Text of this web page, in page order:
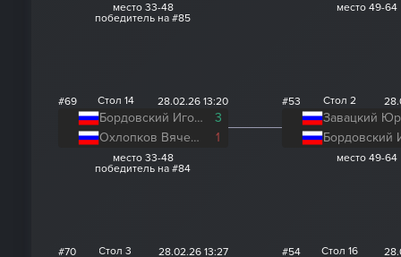
место 33-48
победитель на #85
#69 Стол 14 28.02.26 13:20
Бордовский Игорь
3
Охлопков Вячеслав
1
место 33-48
победитель на #84
#70 Стол 3 28.02.26 13:27
место 49-64
#53 Стол 2
Завацкий
место 49-64
#54 Стол 16